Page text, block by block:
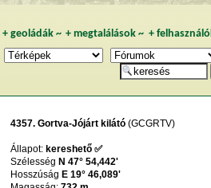
+ geoládák~ +megtalálások ~ +
4357. Gortva-Jójárt kilátó (GCGRTV)
Állapot:kereshető ✅
SzélességN 47° 54,442'
HosszúságE 19° 46,089'